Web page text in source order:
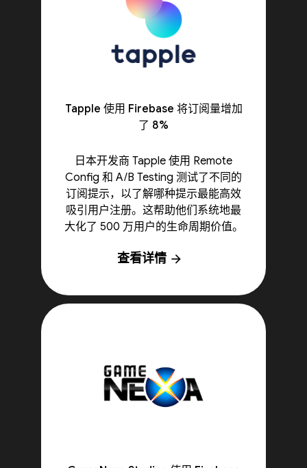
Tapple 使用 Firebase 将订阅量增加
了 8%
日本开发商 Tapple 使用 Remote
Config 和 A/B Testing 测试了不同的
订阅提示，以了解哪种提示最能高效
吸引用户注册。这帮助他们系统地最
大化了 500 万用户的生命周期价值。
查看详情 arrow_forward